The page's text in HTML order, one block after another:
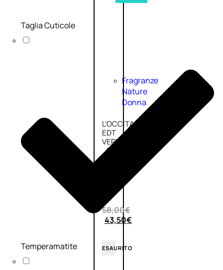
Fragranze
Nature
Donna
L’OCCITANE
EDT
VERBENA
E
58,00€
43,50€
ESAURITO
Taglia Cuticole
Temperamatite